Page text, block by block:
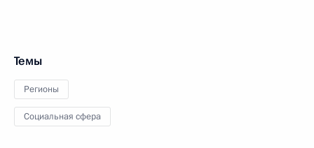
Темы
Регионы
Социальная сфера